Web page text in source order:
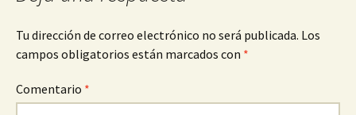
Tu dirección de correo electrónico no será publicada. Los
campos obligatorios están marcados con *
Comentario *